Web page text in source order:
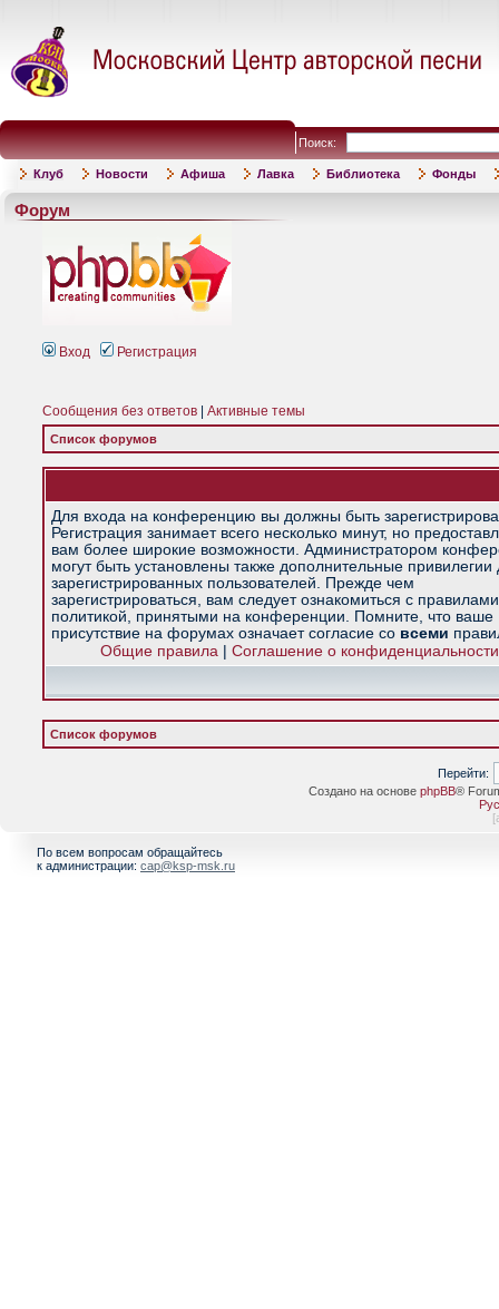
Поиск:
Клуб Новости Афиша Лавка Библиотека Фонды
Форум
Вход Регистрация
Сообщения без ответов Активные темы
Список форумов
Для входа на конференцию вы должны быть
Регистрация занимает всего несколько минут, но
вам более широкие возможности. Администратором
могут быть установлены также дополнительные привилегии
зарегистрированных пользователей. Прежде чем
зарегистрироваться, вам следует ознакомиться с
политикой, принятыми на конференции. Помните, что ваше
присутствие на форумах означает согласие со всеми
Общие правила| Соглашение о конфиденциальности
Список форумов
Перейти:
Создано на основе phpBB®
[
По всем вопросам обращайтесь
к администрации: cap@ksp-msk.ru